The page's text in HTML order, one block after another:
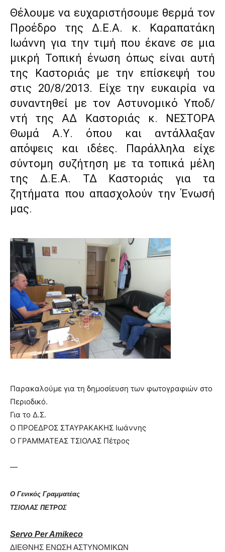
Θέλουμε να ευχαριστήσουμε θερμά τον
Προέδρο της Δ.Ε.Α. κ. Καραπατάκη
Ιωάννη για την τιμή που έκανε σε μια
μικρή Τοπική ένωση όπως είναι αυτή
της Καστοριάς με την επίσκεψή του
στις 20/8/2013. Είχε την ευκαιρία να
συναντηθεί με τον Αστυνομικό Υποδ/
ντή της ΑΔ Καστοριάς κ. ΝΕΣΤΟΡΑ
Θωμά Α.Υ. όπου και αντάλλαξαν
απόψεις και ιδέες. Παράλληλα είχε
σύντομη συζήτηση με τα τοπικά μέλη
της Δ.Ε.Α. ΤΔ Καστοριάς για τα
ζητήματα που απασχολούν την Ένωσή
μας.
Παρακαλούμε για τη δημοσίευση των φωτογραφιών στο
Περιοδικό.
Για το Δ.Σ.
Ο ΠΡΟΕΔΡΟΣ ΣΤΑΥΡΑΚΑΚΗΣ Ιωάννης
Ο ΓΡΑΜΜΑΤΕΑΣ ΤΣΙΟΛΑΣ Πέτρος
—
Ο Γενικός Γραμματέας
ΤΣΙΟΛΑΣ ΠΕΤΡΟΣ
Servo Per Amikeco
ΔΙΕΘΝΗΣ ΕΝΩΣΗ ΑΣΤΥΝΟΜΙΚΩΝ